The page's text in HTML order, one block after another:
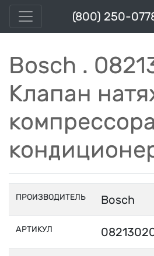
(800) 250-
Bosch .
Клапан
компрессора
ПРОИЗВОДИТЕЛЬ Bosch
АРТИКУЛ